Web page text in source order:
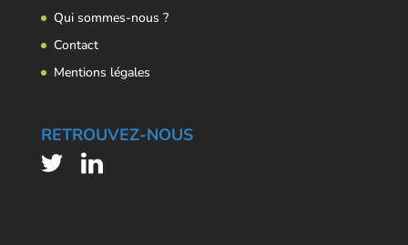
Qui sommes-nous ?
Contact
Mentions légales
RETROUVEZ-NOUS